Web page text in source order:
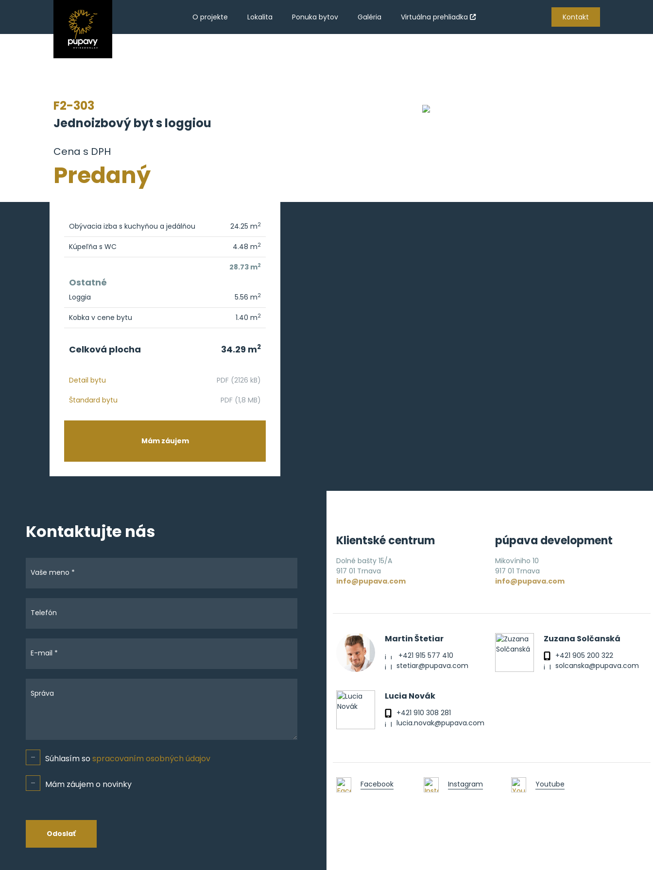
O projekte Lokalita Ponuka bytov Galéria Virtuálna prehliadka Kontakt
F2-303
Jednoizbový byt s loggiou
Cena s DPH
Predaný
Obývacia izba s kuchyňou a jedálňou 24.25 m2
Kúpeľňa s WC 4.48 m2
28.73 m2
Ostatné
Loggia 5.56 m2
Kobka v cene bytu 1.40 m2
Celková plocha 34.29 m2
Detail bytu PDF (2126 kB)
Štandard bytu PDF (1,8 MB)
Mám záujem
Kontaktujte nás
Vaše meno *
Telefón
E-mail *
Správa
Súhlasím sospracovaním osobných údajov
Mám záujem o novinky
Odoslať
Klientské centrum
Dolné bašty 15/A
917 01 Trnava
info@pupava.com
púpava development
Mikovíniho 10
917 01 Trnava
info@pupava.com
Martin Štetiar
+421 915 577 410
stetiar@pupava.com
Zuzana Solčanská
+421 905 200 322
solcanska@pupava.com
Lucia Novák
+421 910 308 281
lucia.novak@pupava.com
Facebook Instagram Youtube